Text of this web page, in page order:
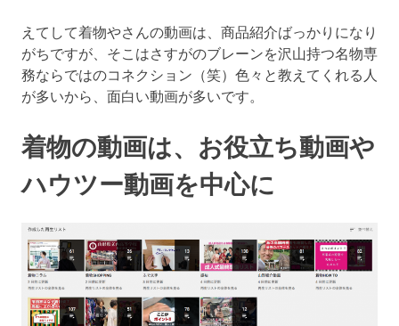
えてして着物やさんの動画は、商品紹介ばっかりになり
がちですが、そこはさすがのブレーンを沢山持つ名物専
務ならではのコネクション（笑）色々と教えてくれる人
が多いから、面白い動画が多いです。
着物の動画は、お役立ち動画や
ハウツー動画を中心に